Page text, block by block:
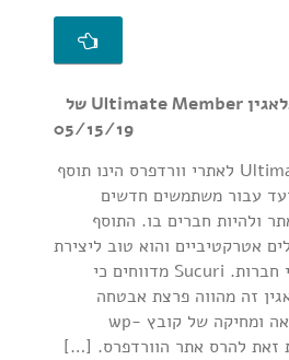
פרצת אבטחה בפלאגין Ultimate Member של
05/15/19
פלאגין Ultimate Member לאתרי וורדפרס הינו תוסף
עבור משתמשים חדשים
ולהיות חברים בו. התוסף
אטרקטיביים והוא טוב ליצירת
קהילות מקוונות ואתרי חברות. Sucuri מדווחים כי
של פלאגין זה מהווה פרצת אבטחה
חמורה המאפשרת קריאה ומחיקה של קובץ wp-